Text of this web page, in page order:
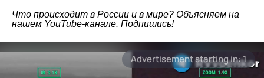
Что происходит в России и в мире? Объясняем на
нашем YouTube-канале. Подпишись!